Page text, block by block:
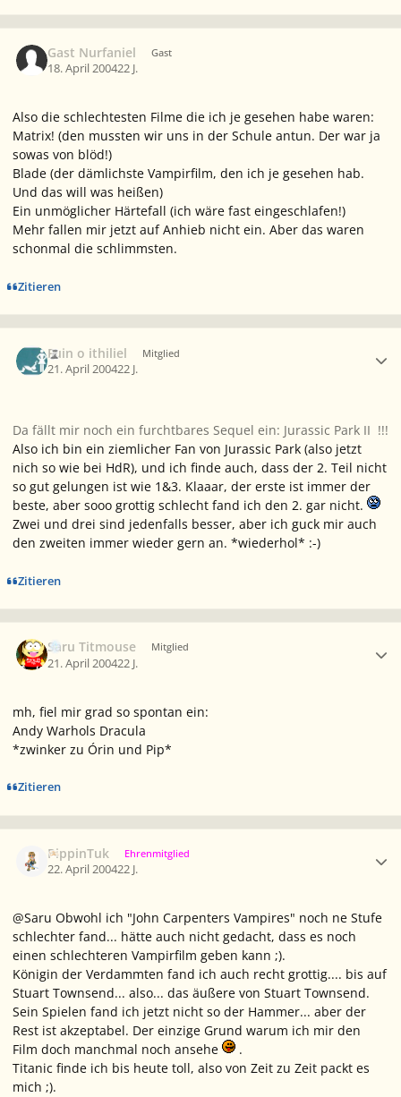
Gast Nurfaniel Gast
18. April 200422 J.
Also die schlechtesten Filme die ich je gesehen habe waren:
Matrix! (den mussten wir uns in der Schule antun. Der war ja
sowas von blöd!)
Blade (der dämlichste Vampirfilm, den ich je gesehen hab.
Und das will was heißen)
Ein unmöglicher Härtefall (ich wäre fast eingeschlafen!)
Mehr fallen mir jetzt auf Anhieb nicht ein. Aber das waren
schonmal die schlimmsten.
Zitieren
Fuin o ithiliel Mitglied
21. April 200422 J.
Da fällt mir noch ein furchtbares Sequel ein: Jurassic Park II !!!
Also ich bin ein ziemlicher Fan von Jurassic Park (also jetzt
nich so wie bei HdR), und ich finde auch, dass der 2. Teil nicht
so gut gelungen ist wie 1&3. Klaaar, der erste ist immer der
beste, aber sooo grottig schlecht fand ich den 2. gar nicht.
Zwei und drei sind jedenfalls besser, aber ich guck mir auch
den zweiten immer wieder gern an. *wiederhol* :-)
Zitieren
Saru Titmouse Mitglied
21. April 200422 J.
mh, fiel mir grad so spontan ein:
Andy Warhols Dracula
*zwinker zu Órin und Pip*
Zitieren
PippinTuk Ehrenmitglied
22. April 200422 J.
@Saru Obwohl ich "John Carpenters Vampires" noch ne Stufe
schlechter fand... hätte auch nicht gedacht, dass es noch
einen schlechteren Vampirfilm geben kann ;).
Königin der Verdammten fand ich auch recht grottig.... bis auf
Stuart Townsend... also... das äußere von Stuart Townsend.
Sein Spielen fand ich jetzt nicht so der Hammer... aber der
Rest ist akzeptabel. Der einzige Grund warum ich mir den
Film doch manchmal noch ansehe
.
Titanic finde ich bis heute toll, also von Zeit zu Zeit packt es
mich ;).